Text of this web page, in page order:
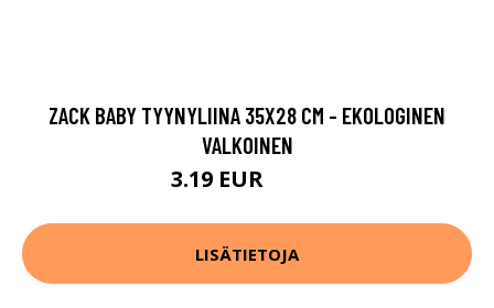
ZACK BABY TYYNYLIINA 35X28 CM - EKOLOGINEN
VALKOINEN
3.19 EUR
LISÄTIETOJA